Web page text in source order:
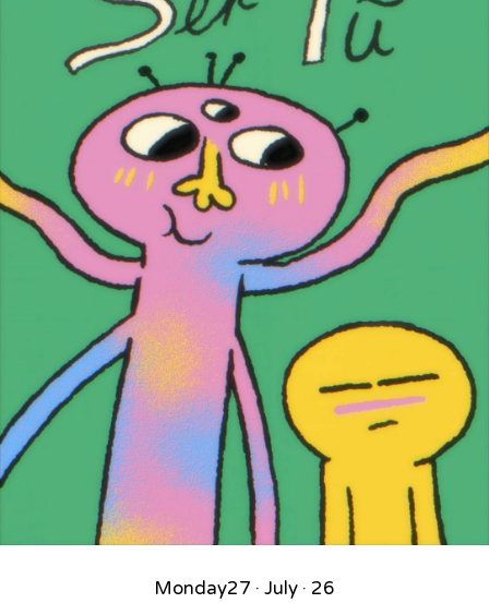
Monday27 · July · 26